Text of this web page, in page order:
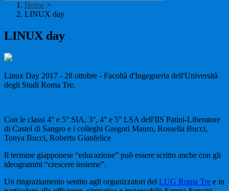
Home >
LINUX day
LINUX day
Linux Day 2017 - 28 ottobre - Facoltà d'Ingegneria dell'Università
degli Studi Roma Tre.
Con le classi 4° e 5° SIA, 3°, 4° e 5° LSA dell'IIS Patini-Liberatore
di Castel di Sangro e i colleghi Gregori Mauro, Rossella Bucci,
Tonya Bucci, Roberto Gianfelice
Il termine giapponese “educazione” può essere scritto anche con gli
ideogrammi “crescere insieme”.
Un ringraziamento sentito agli organizzatori del LUG Roma Tre e in